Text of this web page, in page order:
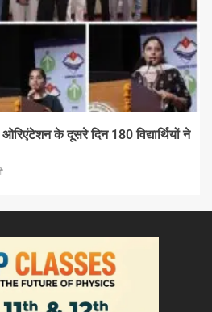
के दूसरे दिन 180 विद्यार्थियों ने